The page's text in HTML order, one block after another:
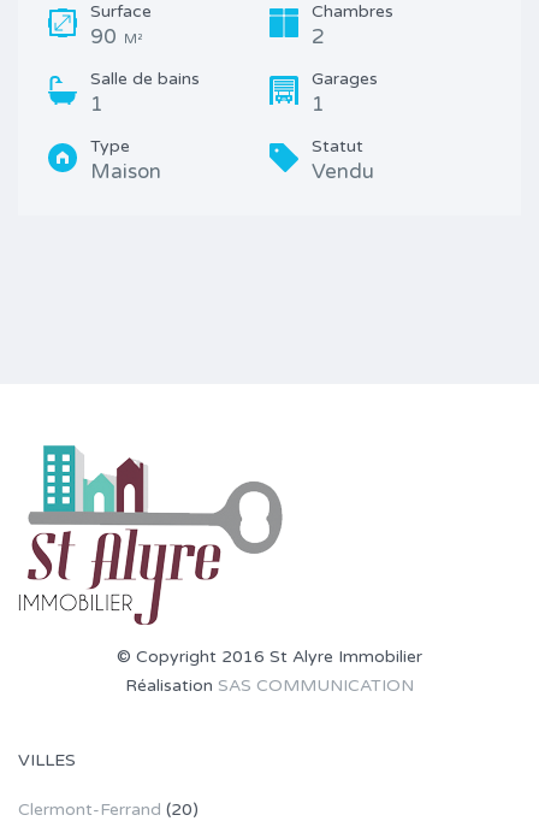
Surface
90 M²
Chambres
2
Salle de bains
1
Garages
1
Type
Maison
Statut
Vendu
© Copyright 2016 St Alyre Immobilier
Réalisation SAS COMMUNICATION
VILLES
Clermont-Ferrand (20)